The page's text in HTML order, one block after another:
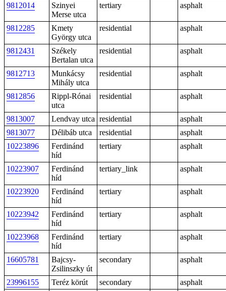
9812014
Szinyei
Merse utca
tertiary asphalt
9812285
Kmety
György utca
residential asphalt
9812431
Székely
Bertalan utca
residential asphalt
9812713
Munkácsy
Mihály utca
residential asphalt
9812856
Rippl-Rónai
utca
residential asphalt
9813007 Lendvay utca residential
asphalt
9813077
Délibáb utca residential
asphalt
10223896
Ferdinánd
híd
tertiary asphalt
10223907
Ferdinánd
híd
tertiary_link asphalt
10223920
Ferdinánd
híd
tertiary asphalt
10223942
Ferdinánd
híd
tertiary asphalt
10223968
Ferdinánd
híd
tertiary asphalt
16605781
Bajcsy-
Zsilinszky út
secondary asphalt
23996155 Teréz körút secondary
asphalt